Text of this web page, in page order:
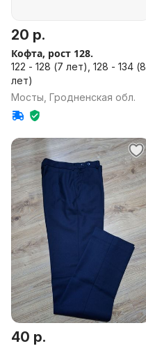
20 р.
Кофта, рост 128.
122 - 128 (7 лет), 128 - 134 (8
лет)
Мосты, Гродненская обл.
40 р.